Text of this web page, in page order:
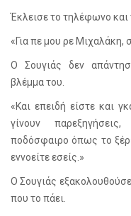
Έκλεισε το τηλέφωνο και
«Για πε μου ρε Μιχαλάκη,
Ο Σουγιάς δεν
βλέμμα του.
«Και επειδή είστε και
γίνουν
ποδόσφαιρο όπως το
εννοείτε εσείς.»
Ο Σουγιάς
που το πάει.